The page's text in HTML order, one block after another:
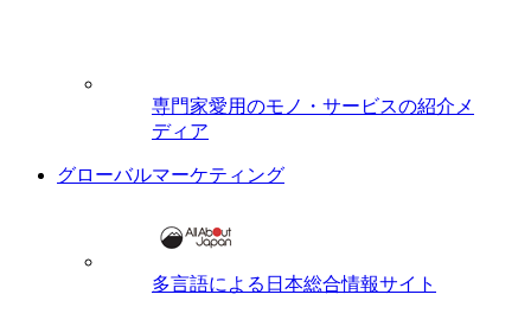
専門家愛用のモノ・サービスの紹介メ
ディア
グローバルマーケティング
多言語による日本総合情報サイト